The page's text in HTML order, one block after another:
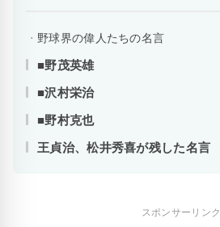
野球界の偉人たちの名言
■野茂英雄
■沢村栄治
■野村克也
王貞治、松井秀喜が残した名言
スポンサーリンク